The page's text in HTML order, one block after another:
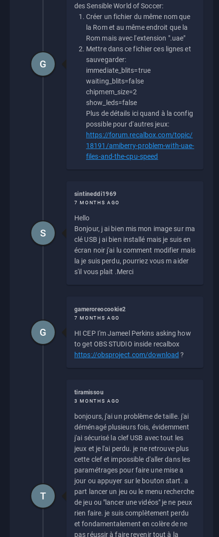
des Sensible World of Soccer:
Créer un fichier du même nom que
la Rom et au même endroit que la
Rom mais avec l'extension ".uae"
Mettre dans ce fichier ces lignes et
sauvegarder:
immediate_blits=true
waiting_blits=false
chipmem_size=2
show_leds=false
Plus de détails ici quand à la config
possible pour d'autres jeux:
https://forum.recalbox.com/topic/
18191/amiberry-problem-with-uae-
files-and-the-cpu-speed
G
sintineddi1969
7 MONTHS AGO
Hello
Bonjour, j ai bien mis mon image sur ma
clé USB j ai bien installé mais je suis en
écran noir j'ai lu comment modifier mais
la je suis perdu, pourriez vous m aider
s'il vous plait .Merci
S
gameroreocookie2
7 MONTHS AGO
HI CEP I'm Jameel Perkins asking how
to get OBS STUDIO inside recalbox
https://obsproject.com/download ?
G
tiramissou
3 MONTHS AGO
bonjours, j'ai un problème de taille. j'ai
déménagé plusieurs fois, évidemment
j'ai sécurisé la clef USB avec tout les
jeux et je l'ai perdu. je ne retrouve plus
cette clef et impossible d'aller dans les
paramétrages pour faire une mise a
jour ou appuyer sur le bouton start. a
part lancer un jeu ou le menu recherche
de jeu ou "lancer une vidéos" je ne peux
rien faire. je suis complètement perdu
et fondamentalement en colère de ne
pas réussir à faire revenir tout à la
T